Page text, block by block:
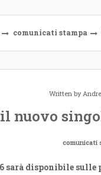
comunicati stampa
Written by
il nuovo
comunicati
sarà disponibile